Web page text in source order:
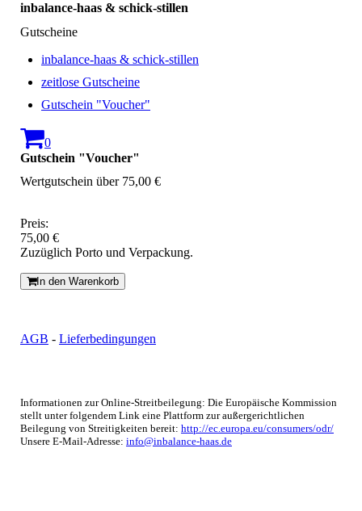
inbalance-haas & schick-stillen
Gutscheine
inbalance-haas & schick-stillen
zeitlose Gutscheine
Gutschein "Voucher"
0
Gutschein "Voucher"
Wertgutschein über 75,00 €
Preis:
75,00 €
Zuzüglich Porto und Verpackung.
In den Warenkorb
AGB - Lieferbedingungen
Informationen zur Online-Streitbeilegung: Die Europäische Kommission
stellt unter folgendem Link eine Plattform zur außergerichtlichen
Beilegung von Streitigkeiten bereit: http://ec.europa.eu/consumers/odr/
Unsere E-Mail-Adresse: info@inbalance-haas.de